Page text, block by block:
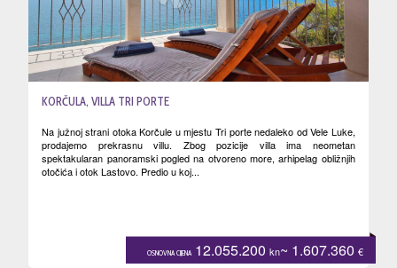
KORČULA, VILLA TRI PORTE
Na južnoj strani otoka Korčule u mjestu Tri porte nedaleko od Vele Luke,
prodajemo prekrasnu villu. Zbog pozicije villa ima neometan
spektakularan panoramski pogled na otvoreno more, arhipelag obližnjih
otočića i otok Lastovo. Predio u koj...
OSNOVNA CIJENA 12.055.200 kn~ 1.607.360 €